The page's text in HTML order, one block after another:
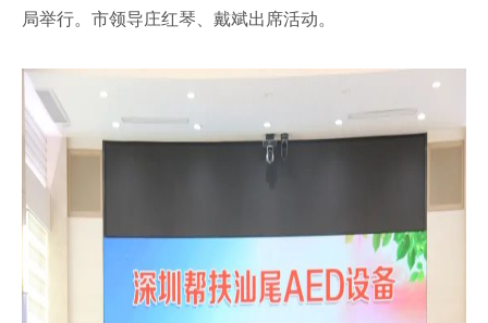
局举行。市领导庄红琴、戴斌出席活动。